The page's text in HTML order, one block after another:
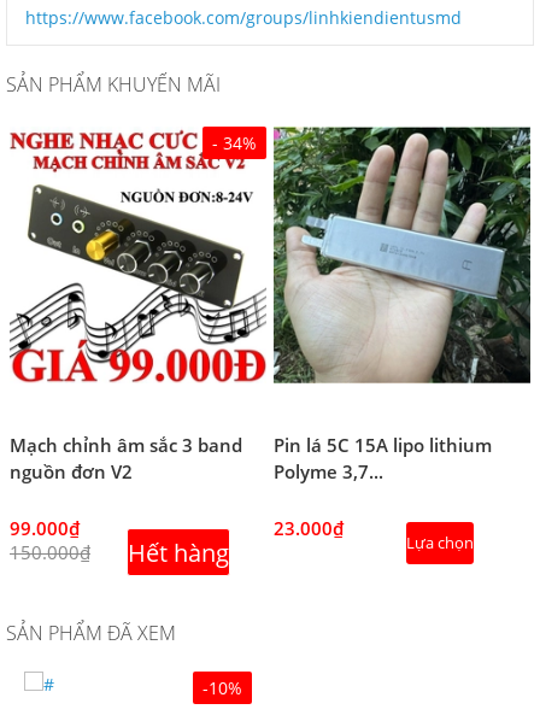
https://www.facebook.com/groups/linhkiendientusmd
SẢN PHẨM KHUYẾN MÃI
- 34%
Mạch chỉnh âm sắc 3 band
nguồn đơn V2
99.000₫
150.000₫
Hết hàng
Pin lá 5C 15A lipo lithium
Polyme 3,7...
23.000₫
Lựa chọn
SẢN PHẨM ĐÃ XEM
-10%